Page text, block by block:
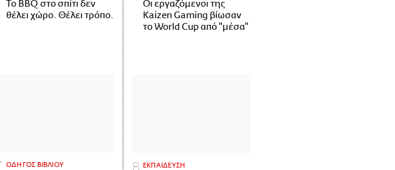
Το BBQ στο σπίτι δεν
θέλει χώρο. Θέλει τρόπο.
Οι εργαζόμενοι της
Kaizen Gaming βίωσαν
το World Cup από "μέσα"
ΟΔΗΓΟΣ ΒΙΒΛΙΟΥ ΕΚΠΑΙΔΕΥΣΗ